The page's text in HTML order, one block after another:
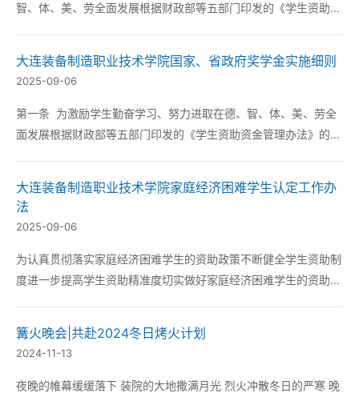
智、体、美、劳全面发展根据财政部等五部门印发的《学生资助资
大连装备制造职业技术学院国家、省政府奖学金实施细则
2025-09-06
第一条 为激励学生勤奋学习、努力进取在德、智、体、美、劳全
面发展根据财政部等五部门印发的《学生资助资金管理办法》的通
大连装备制造职业技术学院家庭经济困难学生认定工作办
法
2025-09-06
为认真贯彻落实家庭经济困难学生的资助政策不断健全学生资助制
度进一步提高学生资助精准度切实做好家庭经济困难学生的资助工
做好家庭经济困难学生认定工作的指导意见》...
篝火晚会|共赴2024冬日烤火计划
2024-11-13
夜晚的帷幕缓缓落下 装院的大地撒满月光 烈火冲散冬日的严寒 晚